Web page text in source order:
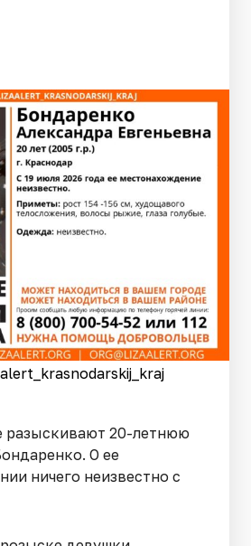
разыскивают 20-летнюю
О ее
ничего неизвестно с